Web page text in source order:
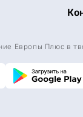
Европы Плюс в